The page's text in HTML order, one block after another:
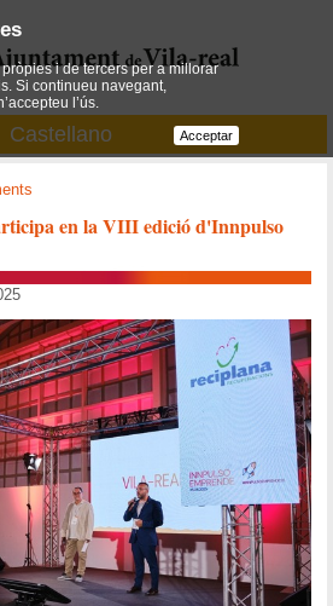
Castellano
en la VIII edició d'Innpulso
i de tercers per a millorar
Si continueu navegant,
l’ús.
Acceptar